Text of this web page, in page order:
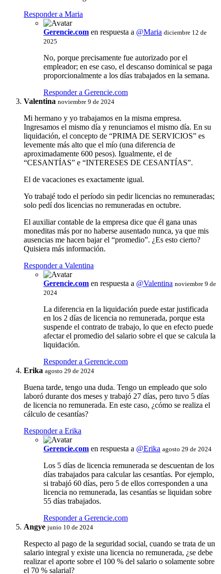
Responder a Maria
Gerencie.com en respuesta a @Maria diciembre 12 de
2025
No, porque precisamente fue autorizado por el
empleador; en ese caso, el descanso dominical se paga
proporcionalmente a los días trabajados en la semana.
Responder a Gerencie.com
Valentina noviembre 9 de 2024
Mi hermano y yo trabajamos en la misma empresa.
Ingresamos el mismo día y renunciamos el mismo día. En su
liquidación, el concepto de “PRIMA DE SERVICIOS” es
levemente más alto que el mío (una diferencia de
aproximadamente 600 pesos). Igualmente, el de
“CESANTÍAS” e “INTERESES DE CESANTÍAS”.
El de vacaciones es exactamente igual.
Yo trabajé todo el período sin pedir licencias no remuneradas;
solo pedí dos licencias no remuneradas en octubre.
El auxiliar contable de la empresa dice que él gana unas
moneditas más por no haberse ausentado nunca, ya que mis
ausencias me hacen bajar el “promedio”. ¿Es esto cierto?
Quisiera más información.
Responder a Valentina
Gerencie.com en respuesta a @Valentina noviembre 9 de
2024
La diferencia en la liquidación puede estar justificada
en los 2 días de licencia no remunerada, porque esta
suspende el contrato de trabajo, lo que en efecto puede
afectar el promedio del salario sobre el que se calcula la
liquidación.
Responder a Gerencie.com
Erika agosto 29 de 2024
Buena tarde, tengo una duda. Tengo un empleado que solo
laboró durante dos meses y trabajó 27 días, pero tuvo 5 días
de licencia no remunerada. En este caso, ¿cómo se realiza el
cálculo de cesantías?
Responder a Erika
Gerencie.com en respuesta a @Erika agosto 29 de 2024
Los 5 días de licencia remunerada se descuentan de los
días trabajados para calcular las cesantías. Por ejemplo,
si trabajó 60 días, pero 5 de ellos corresponden a una
licencia no remunerada, las cesantías se liquidan sobre
55 días trabajados.
Responder a Gerencie.com
Angye junio 10 de 2024
Respecto al pago de la seguridad social, cuando se trata de un
salario integral y existe una licencia no remunerada, ¿se debe
realizar el aporte sobre el 100 % del salario o solamente sobre
el 70 % salarial?